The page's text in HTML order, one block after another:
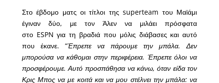
Στο έβδομο ματς οι τίτλοι της superteam του Μαϊάμι
έγιναν δύο, με τον Άλεν να μιλάει πρόσφατα
στο ESPN για τη βραδιά που μόλις διάβασες και αυτό
που έκανε. “Έπρεπε να πάρουμε την μπάλα. Δεν
μπορούσα να κάθομαι στην περιφέρεια. Έπρεπε όλοι να
προσφέρουμε. Αυτό προσπάθησα να κάνω, όταν είδα τον
Κρις Μπος να με κοιτά και να μου στέλνει την μπάλα: να